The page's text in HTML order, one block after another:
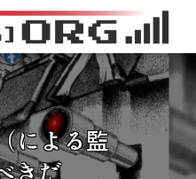
による監
きだ